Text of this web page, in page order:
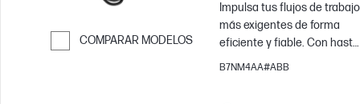
COMPARAR MODELOS
Impulsa tus flujos de trabajo
más exigentes de forma
eficiente y fiable. Con hasta
140 W de potencia[1], este
B7NM4AA#ABB